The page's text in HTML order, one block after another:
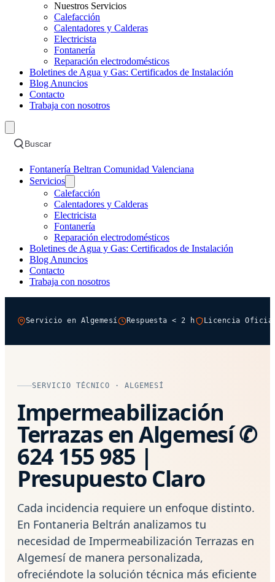
Nuestros Servicios
Calefacción
Calentadores y Calderas
Electricista
Fontanería
Reparación electrodomésticos
Boletines de Agua y Gas: Certificados de Instalación
Blog Anuncios
Contacto
Trabaja con nosotros
Buscar
Fontanería Beltran Comunidad Valenciana
Servicios
Calefacción
Calentadores y Calderas
Electricista
Fontanería
Reparación electrodomésticos
Boletines de Agua y Gas: Certificados de Instalación
Blog Anuncios
Contacto
Trabaja con nosotros
Servicio en Algemesí Respuesta < 2 h Licencia
SERVICIO TÉCNICO · ALGEMESÍ
Impermeabilización
Terrazas en Algemesí ✆
624 155 985 |
Presupuesto Claro
Cada incidencia requiere un enfoque distinto.
En Fontaneria Beltrán analizamos tu
necesidad de Impermeabilización Terrazas en
Algemesí de manera personalizada,
ofreciéndote la solución técnica más eficiente